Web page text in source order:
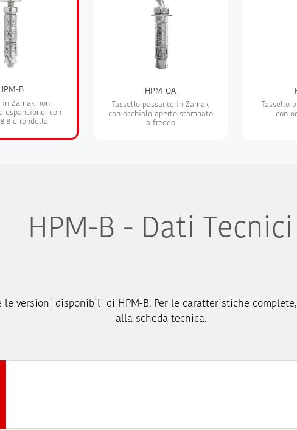
HPM-B
in Zamak non
espansione, con
e rondella
HPM-OA
Tassello passante in Zamak
con occhiolo aperto stampato
a freddo
Tassello
con
HPM-B - Dati Tecnici
le versioni disponibili di HPM-B. Per le caratteristiche
alla scheda tecnica.